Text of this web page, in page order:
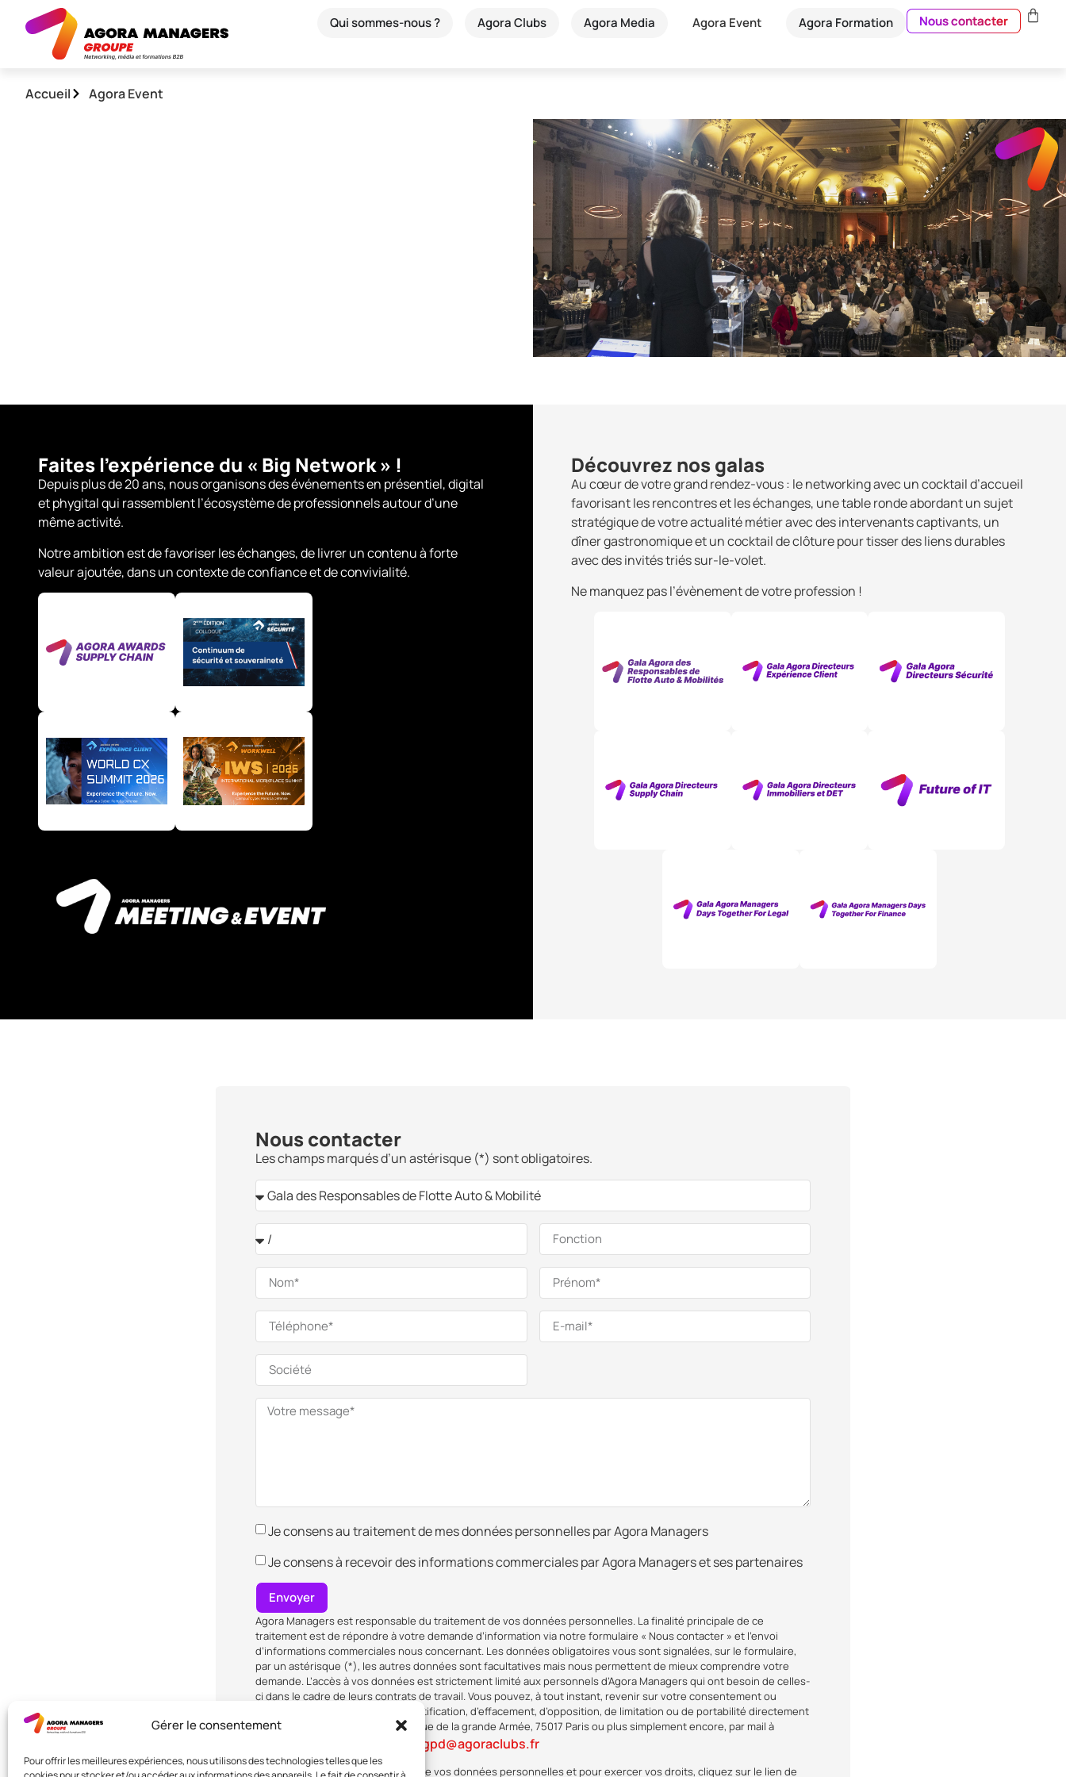
Gérer le consentement
Pour offrir les meilleures expériences, nous utilisons des technologies telles que les
Qui sommes-nous ? Agora Clubs Agora Media Agora Event Agora Formation Nous contacter
Accueil Agora Event
Faites l’expérience du « Big Network » !
Depuis plus de 20 ans, nous organisons des événements en présentiel, digital
et phygital qui rassemblent l’écosystème de professionnels autour d’une
même activité.
Notre ambition est de favoriser les échanges, de livrer un contenu à forte
valeur ajoutée, dans un contexte de confiance et de convivialité.
Découvrez nos galas
Au cœur de votre grand rendez-vous : le networking avec un cocktail d’accueil
favorisant les rencontres et les échanges, une table ronde abordant un sujet
stratégique de votre actualité métier avec des intervenants captivants, un
dîner gastronomique et un cocktail de clôture pour tisser des liens durables
avec des invités triés sur-le-volet.
Ne manquez pas l’évènement de votre profession !
Nous contacter
Les champs marqués d’un astérisque (*) sont obligatoires.
Je consens au traitement de mes données personnelles par Agora Managers​
Je consens à recevoir des informations commerciales par Agora Managers et ses partenaires
Envoyer
Agora Managers est responsable du traitement de vos données personnelles. La finalité principale de ce
traitement est de répondre à votre demande d’information via notre formulaire « Nous contacter » et l’envoi
d’informations commerciales nous concernant. Les données obligatoires vous sont signalées, sur le formulaire,
par un astérisque (*), les autres données sont facultatives mais nous permettent de mieux comprendre votre
demande. L’accès à vos données est strictement limité aux personnels d’Agora Managers qui ont besoin de celles-
ci dans le cadre de leurs contrats de travail. Vous pouvez, à tout instant, revenir sur votre consentement ou
exercer votre droit d’accès, de rectification, d’effacement, d’opposition, de limitation ou de portabilité directement
auprès d’Agora Managers, 42 avenue de la grande Armée, 75017 Paris ou plus simplement encore, par mail à
rgpd@agoraclubs.fr
Pour en savoir plus sur la gestion de vos données personnelles et pour exercer vos droits, cliquez sur le lien de